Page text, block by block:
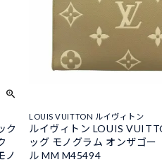
ク
ノ
LOUIS VUITTON ルイヴィトン
ルイヴィトン LOUIS
ッグ モノグラム オンザゴー
ル MM M45494